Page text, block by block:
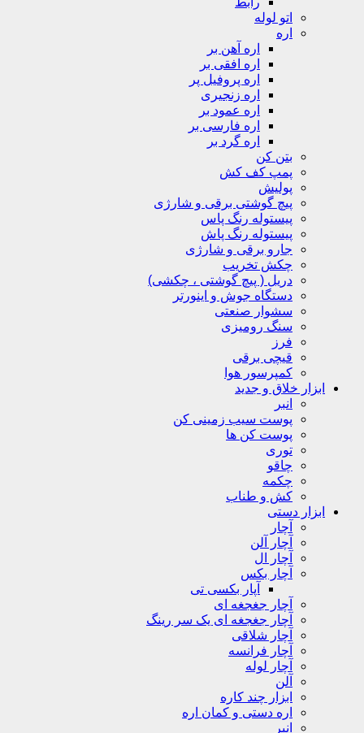
اتو لوله
اره
اره آهن بر
اره افقی بر
اره پروفیل پر
اره زنجیری
اره عمود بر
اره فارسی بر
اره گرد بر
بتن کن
پمپ کف کش
پولیش
پیچ گوشتی برقی و شارژی
پیستوله رنگ پاس
پیستوله رنگ پاش
جارو برقی و شارژی
چکش تخریب
دریل ( پیچ گوشتی ، چکشی)
دستگاه جوش و اینورتر
سشوار صنعتی
سنگ رومیزی
فرز
قیچی برقی
کمپرسور هوا
ابزار خلاق و جدید
انبر
پوست سیب زمینی کن
پوست کن ها
توری
چاقو
چکمه
کش و طناب
ابزار دستی
آچار
آچار آلن
آچار ال
آچار بکس
آپار بکسی تی
آچار جغجغه ای
آچار جغجغه ای یک سر رینگ
آچار شلاقی
آچار فرانسه
آچار لوله
آلن
ابزار چند کاره
اره دستی و کمان اره
انبر